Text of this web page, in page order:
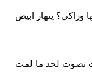
وراكي؟ ينهار ابيض
تصوت لحد ما لمت